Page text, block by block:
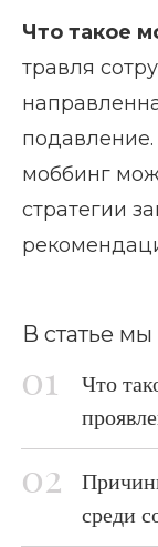
Главная
Что такое
травля
подавление.
моббинг
стратегии
В статье
Что
среди